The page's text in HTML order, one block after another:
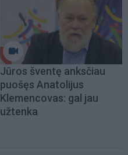
Jūros šventę anksčiau
puošęs Anatolijus
Klemencovas: gal jau
užtenka